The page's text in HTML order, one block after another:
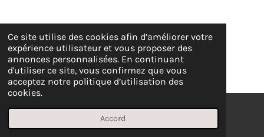
Ce site utilise des cookies afin d’améliorer votre
expérience utilisateur et vous proposer des
annonces personnalisées. En continuant
d'utiliser ce site, vous confirmez que vous
acceptez notre politique d’utilisation des
cookies.
AccordE-mail